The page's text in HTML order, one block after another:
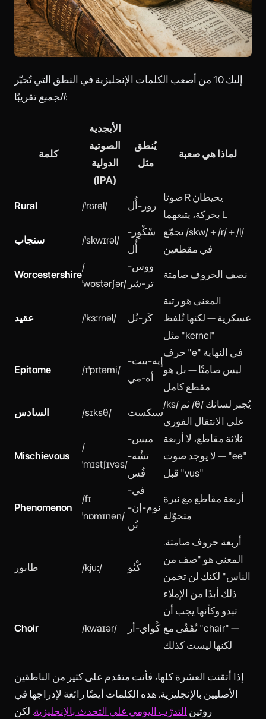
إليك 10 من أصعب الكلمات الإنجليزية في النطق التي تُحيّر
الجميعتقريبًا:
كلمة
الأبجدية
الصوتية
الدولية
(IPA)
يُنطق
مثل
لماذا هي صعبة
Rural /ˈrʊrəl/ رور-أُل
صوتا R يحيطان
بحركة، يتبعهما L
سنجاب /ˈskwɪrəl/
سْكْوِر-
أُل
تجمّع /skw/ + /r/ + /l/
في مقطعين
Worcestershire
/
ˈwʊstərʃər/
ووس-
تر-شر
نصف الحروف صامتة
عقيد /ˈkɜːrnəl/ كَر-نُل
المعنى هو رتبة
عسكرية — لكنها تُلفظ
مثل "kernel"
Epitome /ɪˈpɪtəmi/
إيه-بيت-
أه-مي
حرف "e" في النهاية
ليس صامتًا — بل هو
مقطع كامل
السادس /sɪksθ/ سيكسث
/ks/ ثم /θ/ يُجبر لسانك
على الانتقال الفوري
Mischievous
/
ˈmɪstʃɪvəs/
ميس-
تشُه-
فُس
ثلاثة مقاطع، لا أربعة
— لا يوجد صوت "ee"
قبل "vus"
Phenomenon
/fɪ
ˈnɒmɪnən/
في-
نوم-إن-
نُن
أربعة مقاطع مع نبرة
متحوّلة
طابور /kjuː/ كْيُو
أربعة حروف صامتة.
المعنى هو "صف من
الناس" لكنك لن تخمن
ذلك أبدًا من الإملاء
Choir /kwaɪər/ كْواي-أر
تبدو وكأنها يجب أن
تُقَفّى مع "chair" —
لكنها ليست كذلك
إذا أتقنت العشرة كلها، فأنت متقدم على كثير من الناطقين
الأصليين بالإنجليزية. هذه الكلمات أيضًا رائعة لإدراجها في
روتين التدرّب اليومي على التحدث بالإنجليزية. لكن